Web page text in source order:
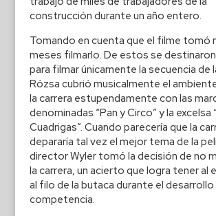
construcción durante un año entero.
Tomando en cuenta que el filme tomó
meses filmarlo. De estos se
para filmar únicamente la secuencia de
Rózsa cubrió musicalmente el
la carrera estupendamente con las
denominadas “Pan y Circo” y la excelsa
Cuadrigas”. Cuando parecería que la
depararía tal vez el mejor tema de la
director Wyler tomó la decisión de no
la carrera, un acierto que logra tener al
al filo de la butaca durante el desarrollo
competencia.